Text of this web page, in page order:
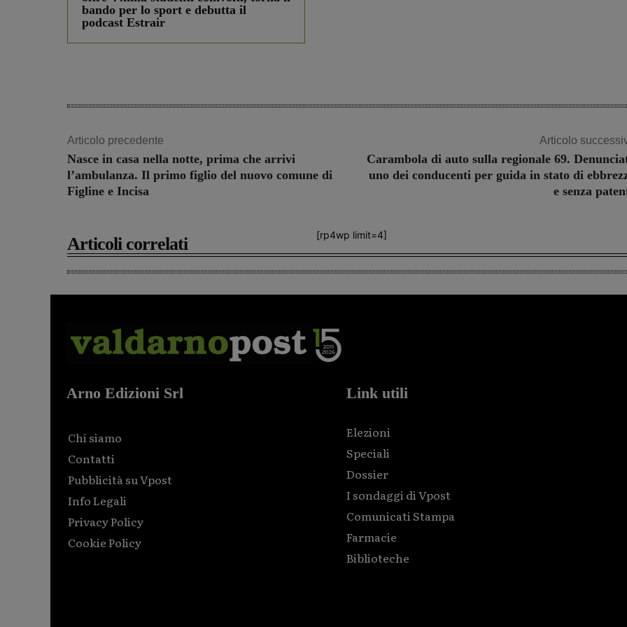
bando per lo sport e debutta il
podcast Estrair
Articolo precedente
Nasce in casa nella notte, prima che arrivi
l’ambulanza. Il primo figlio del nuovo comune di
Figline e Incisa
Articolo
Carambola di auto sulla regionale 69.
uno dei conducenti per guida in stato di
e senza
[rp4wp limit=4]
Articoli correlati
Arno Edizioni Srl
Chi siamo
Contatti
Pubblicità su Vpost
Info Legali
Privacy Policy
Cookie Policy
Link utili
Elezioni
Speciali
Dossier
I sondaggi di Vpost
Comunicati Stampa
Farmacie
Biblioteche